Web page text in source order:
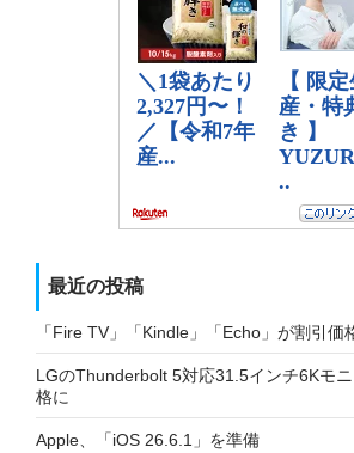
最近の投稿
「Fire TV」「Kindle」「Echo」が割引価
LGのThunderbolt 5対応31.5インチ6Kモ
格に
Apple、「iOS 26.6.1」を準備